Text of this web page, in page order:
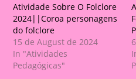
Atividade Sobre O Folclore
2024||Coroa personagens
do folclore
15 de August de 2024
In "Atividades
Pedagógicas"